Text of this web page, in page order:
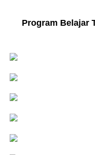
Program Belajar